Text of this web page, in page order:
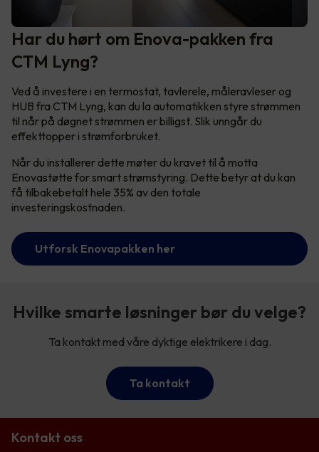
Har du hørt om Enova-pakken fra
CTM Lyng?
Ved å investere i en termostat, tavlerele, måleravleser og
HUB fra CTM Lyng, kan du la automatikken styre strømmen
til når på døgnet strømmen er billigst. Slik unngår du
effekttopper i strømforbruket.
Når du installerer dette møter du kravet til å motta
Enovastøtte for smart strømstyring. Dette betyr at du kan
få tilbakebetalt hele 35% av den totale
investeringskostnaden.
Utforsk Enovapakken her
Hvilke smarte løsninger bør du velge?
Ta kontakt med våre dyktige elektrikere i dag.
Ta kontakt
Kontakt oss